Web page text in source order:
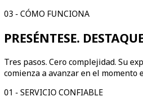
03 - CÓMO FUNCIONA
PRESÉNTESE.
Tres pasos. Cero complejidad. Su
comienza a avanzar en el momento
01 - SERVICIO CONFIABLE